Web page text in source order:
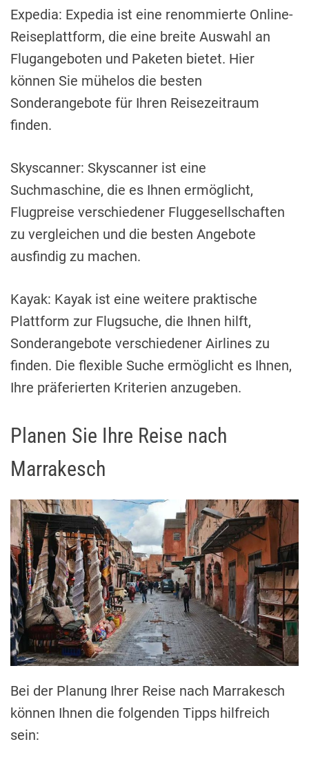
Expedia: Expedia ist eine renommierte Online-
Reiseplattform, die eine breite Auswahl an
Flugangeboten und Paketen bietet. Hier
können Sie mühelos die besten
Sonderangebote für Ihren Reisezeitraum
finden.
Skyscanner: Skyscanner ist eine
Suchmaschine, die es Ihnen ermöglicht,
Flugpreise verschiedener Fluggesellschaften
zu vergleichen und die besten Angebote
ausfindig zu machen.
Kayak: Kayak ist eine weitere praktische
Plattform zur Flugsuche, die Ihnen hilft,
Sonderangebote verschiedener Airlines zu
finden. Die flexible Suche ermöglicht es Ihnen,
Ihre präferierten Kriterien anzugeben.
Planen Sie Ihre Reise nach
Marrakesch
Bei der Planung Ihrer Reise nach Marrakesch
können Ihnen die folgenden Tipps hilfreich
sein: